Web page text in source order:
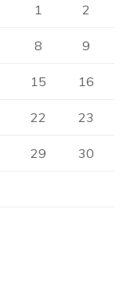
1
2
8 9
15 16
22 23
29 30